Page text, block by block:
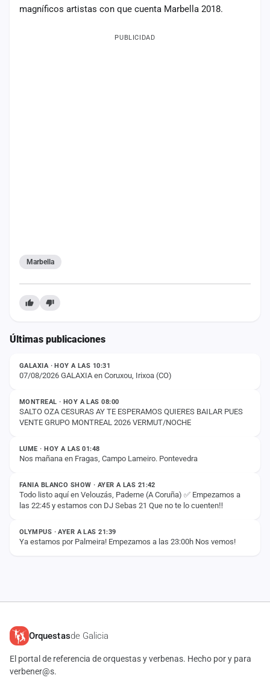
magníficos artistas con que cuenta Marbella 2018.
PUBLICIDAD
Marbella
Últimas publicaciones
ESTADO
GALAXIA · HOY A LAS 10:31
07/08/2026 GALAXIA en Coruxou, Irixoa (CO)
ESTADO
MONTREAL · HOY A LAS 08:00
SALTO OZA CESURAS AY TE ESPERAMOS QUIERES BAILAR PUES
VENTE GRUPO MONTREAL 2026 VERMUT/NOCHE
ESTADO
LUME · HOY A LAS 01:48
Nos mañana en Fragas, Campo Lameiro. Pontevedra
ESTADO
FANIA BLANCO SHOW · AYER A LAS 21:42
Todo listo aquí en Velouzás, Paderne (A Coruña) ✅️ Empezamos a
las 22:45 y estamos con DJ Sebas 21 Que no te lo cuenten‼️
ESTADO
OLYMPUS · AYER A LAS 21:39
Ya estamos por Palmeira! Empezamos a las 23:00h Nos vemos!
Orquestasde Galicia
El portal de referencia de orquestas y verbenas. Hecho por y para
verbener@s.